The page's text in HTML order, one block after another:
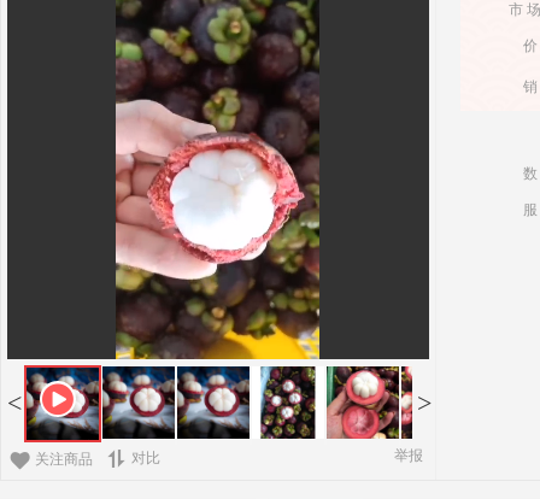
< >
关注商品 对比 举报
市